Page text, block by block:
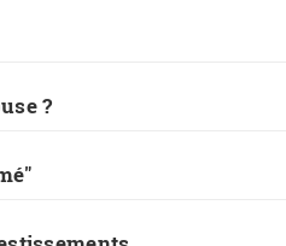
?